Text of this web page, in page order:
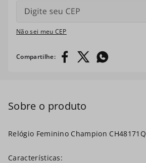
Não sei meu CEP
Relógio Feminino Champion CH48171Q
Características:
relogio prata dourado